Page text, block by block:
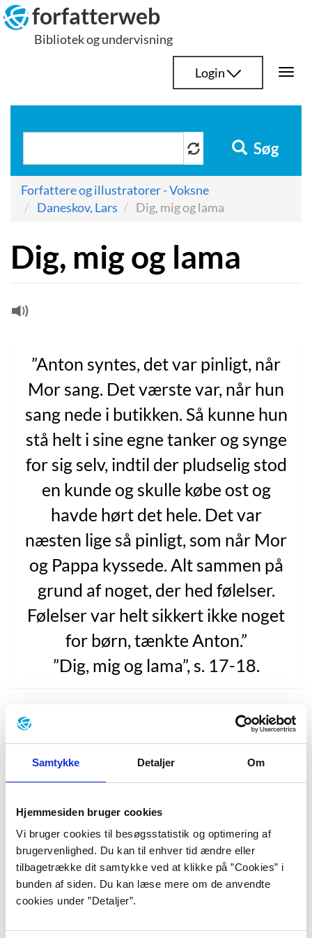
Samtykke Detaljer Om
Hjemmesiden bruger cookies
Vi bruger cookies til besøgsstatistik og optimering af
brugervenlighed. Du kan til enhver tid ændre eller
tilbagetrække dit samtykke ved at klikke på ”Cookies” i
bunden af siden. Du kan læse mere om de anvendte
cookies under ”Detaljer”.
Hop
til
indhold
forfatterweb
Bibliotek og undervisning
Login
Søg
Forfattere og illustratorer - Voksne
Daneskov, Lars
Dig, mig og lama
Dig, mig og lama
”Anton syntes, det var pinligt, når
Mor sang. Det værste var, når hun
sang nede i butikken. Så kunne hun
stå helt i sine egne tanker og synge
for sig selv, indtil der pludselig stod
en kunde og skulle købe ost og
havde hørt det hele. Det var
næsten lige så pinligt, som når Mor
og Pappa kyssede. Alt sammen på
grund af noget, der hed følelser.
Følelser var helt sikkert ikke noget
for børn, tænkte Anton.”
”Dig, mig og lama”, s. 17-18.
I 2015 udkom
, der er tredje bog i
Lars Daneskovs Osteserie om Anton. Han er træt af
sin mor, for ikke nok med, at hun sælger ost og lugter
af ost, hun elsker også at synge og er kæreste med
Pappa, som ejer Pappas Pizzeria. En dag kommer
gamle skolekammerat, operasangeren Antonio Gekko.
Mor bliver begejstret, mens Anton straks skriver en
hadeliste: 1) ost, 2) kys, 3) opera, 4) våksne og 5)
barsketbårl.
I skolen har hr. Godtmod brækket benet, og de får
skal have lamaen med hjem og passe den i en uge hver.